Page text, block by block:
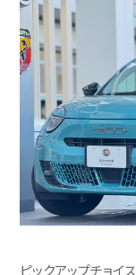
ピックアップチョイ